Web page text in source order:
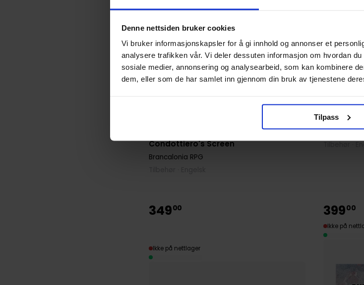
Denne nettsiden bruker cookies
Vi bruker informasjonskapsler for å gi innhold og annonser et
analysere trafikken vår. Vi deler dessuten informasjon om hvordan
sosiale medier, annonsering og analysearbeid, som kan kombinere
dem, eller som de har samlet inn gjennom din bruk av tjenestene
Tilpass
Condottiero's Screen
Brancalonia RPG
Deluxe
Exalted
Old School
34900
Ikke på nettlager
39900
Ikke på